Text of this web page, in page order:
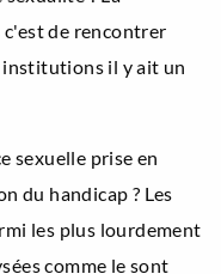
de rencontrer
institutions il y ait un
sexuelle prise en
du handicap ? Les
les plus lourdement
comme le sont